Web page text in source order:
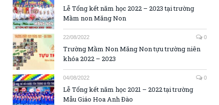
Lễ Tổng kết năm học 2022 – 2023 tại trường
Mầm non Măng Non
22/08/2022 0
Trường Mầm Non Măng Non tựu trường niên
khóa 2022 – 2023
04/08/2022 0
Lễ Tổng kết năm học 2021 – 2022 tại trường
Mẫu Giáo Hoa Anh Đào